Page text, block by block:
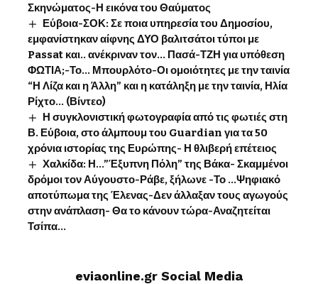
Σκηνώματος-Η εικόνα του Θαύματος
Εύβοια-ΣΟΚ: Σε ποια υπηρεσία του Δημοσίου,
εμφανίστηκαν αίφνης ΔΥΟ βαλιτσάτοι τύποι με
Passat και.. ανέκριναν τον… Πασά-ΤΖΗ για υπόθεση
ΦΩΤΙΑ;-Το… Μπουρλότο-Οι ομοιότητες με την ταινία
“Η Λίζα και η Άλλη” και η κατάληξη με την ταινία, Ηλία
Ρίχτο… (Βίντεο)
Η συγκλονιστική φωτογραφία από τις φωτιές στη
Β. Εύβοια, στο άλμπουμ του Guardian για τα 50
χρόνια ιστορίας της Ευρώπης- Η θλιβερή επέτειος
Χαλκίδα: Η…”Έξυπνη Πόλη” της Βάκα- Σκαμμένοι
δρόμοι τον Αύγουστο-Ράβε, ξήλωνε -Το …Ψηφιακό
αποτύπωμα της Έλενας-Δεν άλλαξαν τους αγωγούς
στην ανάπλαση- Θα το κάνουν τώρα-Αναζητείται
Τσίπα…
eviaonline.gr Social Media